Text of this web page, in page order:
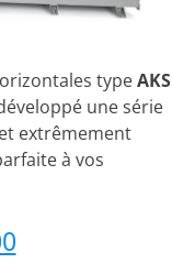
typeAKS
une série
extrêmement
à vos